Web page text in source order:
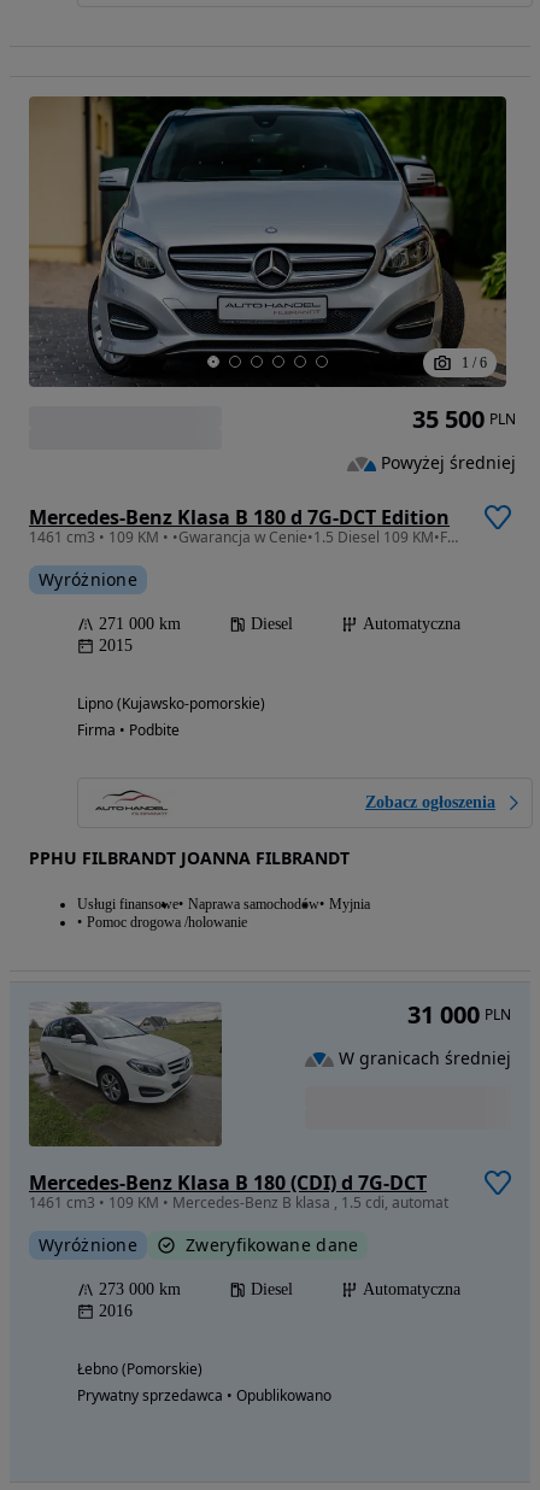
1 / 6
Mercedes-Benz Klasa B 180 d 7G-DCT Edition
1461 cm3 • 109 KM • •Gwarancja w Cenie•1.5 Diesel 109 KM•Full Led •Panorama•Skóra•Kamera
Wyróżnione
271 000 km Diesel
Automatyczna
2015
Lipno (Kujawsko-pomorskie)
Firma • Podbite
Zobacz ogłoszenia
PPHU FILBRANDT JOANNA FILBRANDT
Usługi finansowe Naprawa samochodów Myjnia
Pomoc drogowa /holowanie
35 500 PLN
Powyżej średniej
Mercedes-Benz Klasa B 180 (CDI) d 7G-DCT
1461 cm3 • 109 KM • Mercedes-Benz B klasa , 1.5 cdi, automat
Wyróżnione Zweryfikowane dane
273 000 km Diesel
Automatyczna
2016
Łebno (Pomorskie)
Prywatny sprzedawca • Opublikowano
31 000 PLN
W granicach średniej